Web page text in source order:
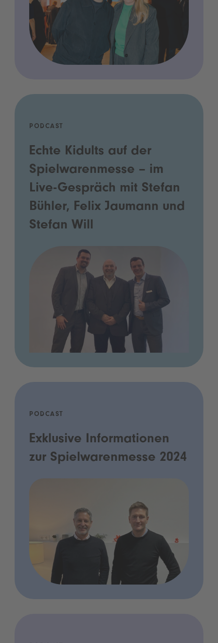
PODCAST
Echte Kidults auf der
Spielwarenmesse – im
Live-Gespräch mit Stefan
Bühler, Felix Jaumann und
Stefan Will
PODCAST
Exklusive Informationen
zur Spielwarenmesse 2024